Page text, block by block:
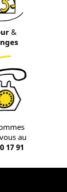
&
au
17 91